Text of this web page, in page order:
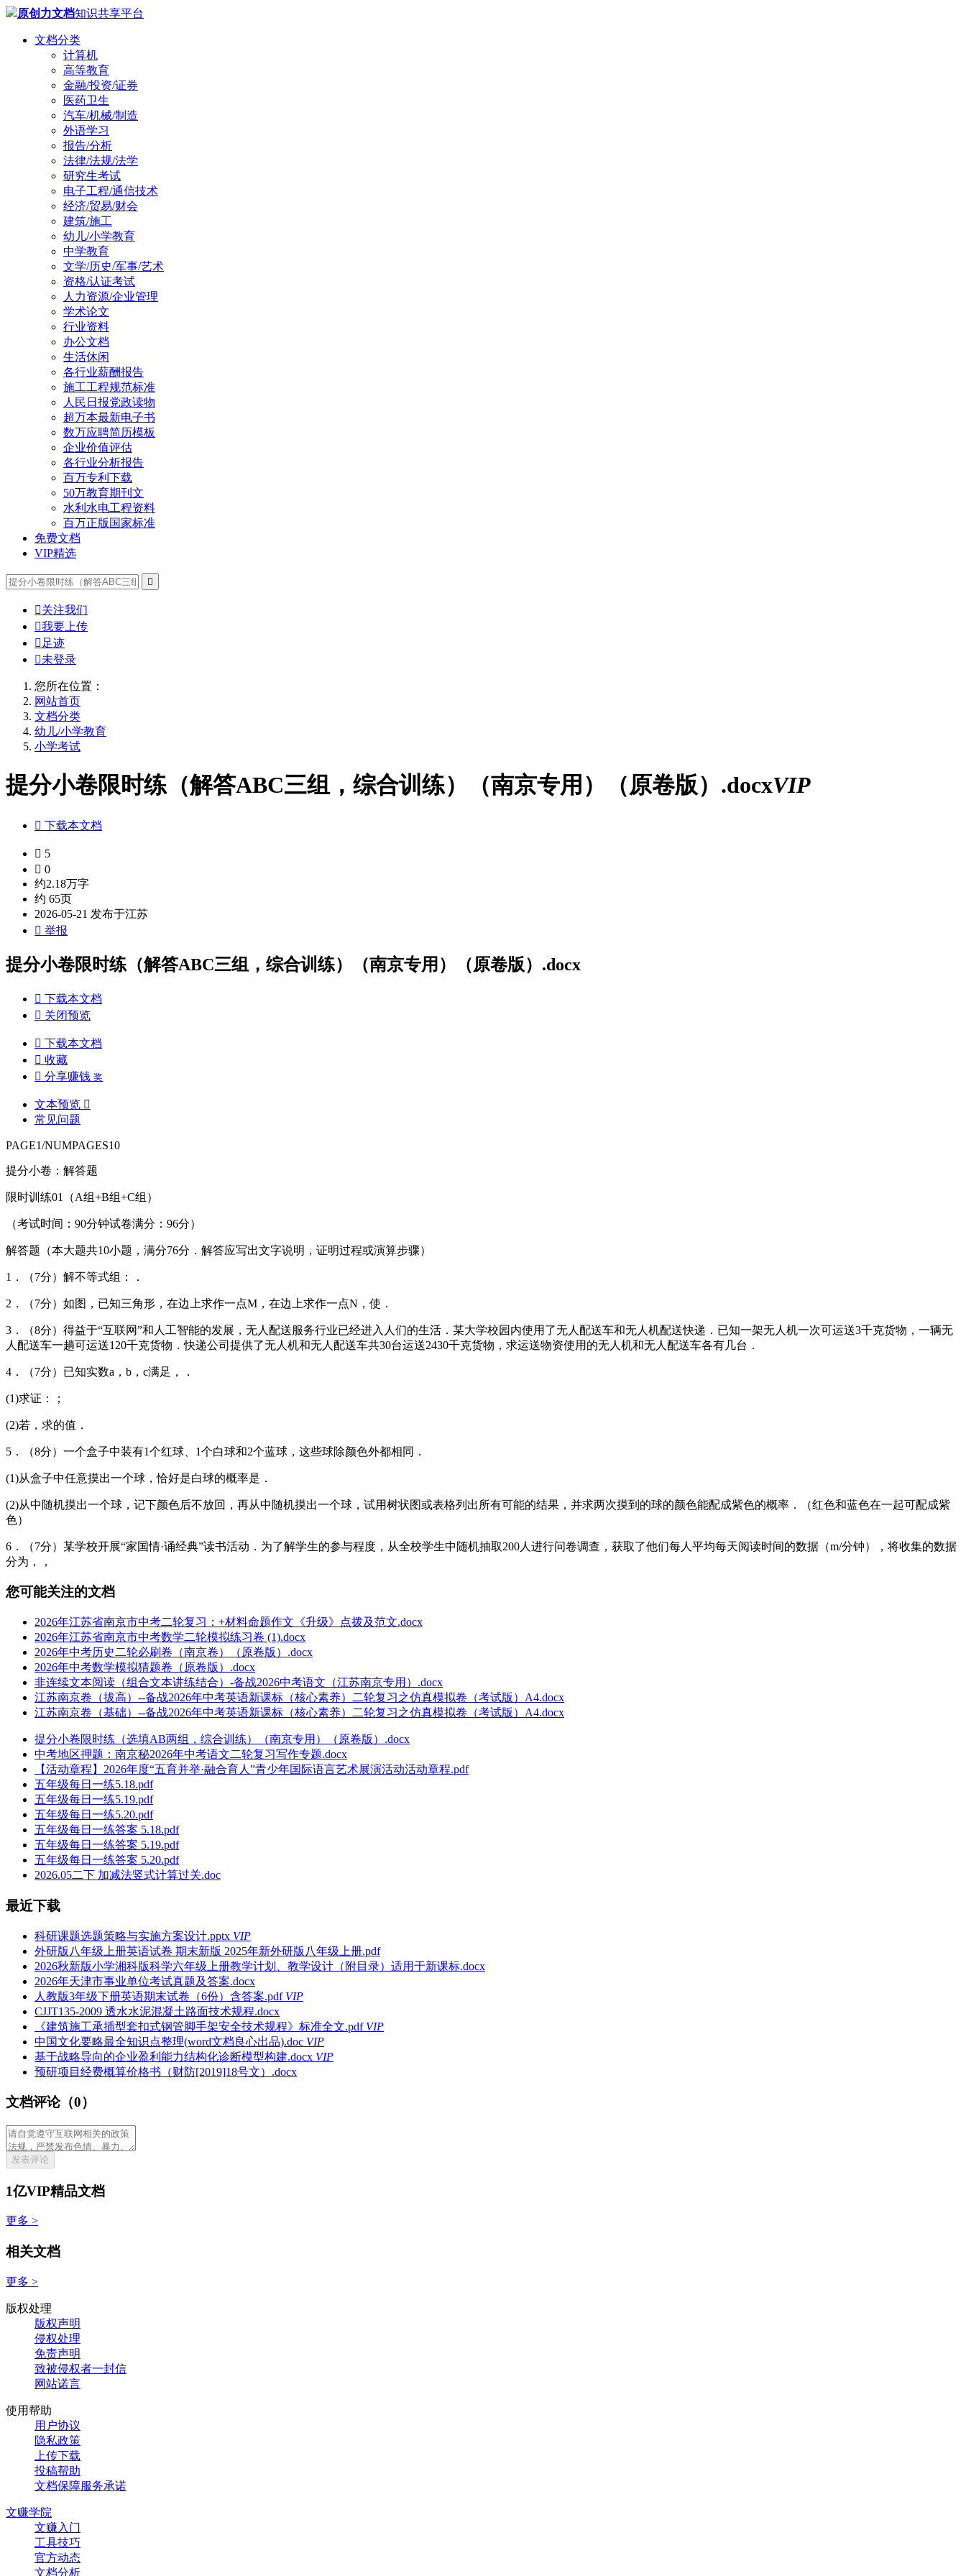
原创力文档知识共享平台
文档分类
计算机
高等教育
金融/投资/证券
医药卫生
汽车/机械/制造
外语学习
报告/分析
法律/法规/法学
研究生考试
电子工程/通信技术
经济/贸易/财会
建筑/施工
幼儿/小学教育
中学教育
文学/历史/军事/艺术
资格/认证考试
人力资源/企业管理
学术论文
行业资料
办公文档
生活休闲
各行业薪酬报告
施工工程规范标准
人民日报党政读物
超万本最新电子书
数万应聘简历模板
企业价值评估
各行业分析报告
百万专利下载
50万教育期刊文
水利水电工程资料
百万正版国家标准
免费文档
VIP精选

关注我们
我要上传
 足迹
未登录
您所在位置：
网站首页
文档分类
幼儿/小学教育
小学考试
提分小卷限时练（解答ABC三组，综合训练）（南京专用）（原卷版）.docxVIP
 下载本文档
 5
 0
约2.18万字
约 65页
2026-05-21 发布于江苏
 举报
提分小卷限时练（解答ABC三组，综合训练）（南京专用）（原卷版）.docx
 下载本文档
 关闭预览
 下载本文档
 收藏
 分享赚钱 奖
文本预览 
常见问题
PAGE1/NUMPAGES10
提分小卷：解答题
限时训练01（A组+B组+C组）
（考试时间：90分钟试卷满分：96分）
解答题（本大题共10小题，满分76分．解答应写出文字说明，证明过程或演算步骤）
1．（7分）解不等式组：．
2．（7分）如图，已知三角形，在边上求作一点M，在边上求作一点N，使．
3．（8分）得益于“互联网”和人工智能的发展，无人配送服务行业已经进入人们的生活．某大学校园内使用了无人配送车和无人机配送快递．已知一架无人机一次可运送3千克货物，一辆无
人配送车一趟可运送120千克货物．快递公司提供了无人机和无人配送车共30台运送2430千克货物，求运送物资使用的无人机和无人配送车各有几台．
4．（7分）已知实数a，b，c满足，．
(1)求证：；
(2)若，求的值．
5．（8分）一个盒子中装有1个红球、1个白球和2个蓝球，这些球除颜色外都相同．
(1)从盒子中任意摸出一个球，恰好是白球的概率是．
(2)从中随机摸出一个球，记下颜色后不放回，再从中随机摸出一个球，试用树状图或表格列出所有可能的结果，并求两次摸到的球的颜色能配成紫色的概率．（红色和蓝色在一起可配成紫
色）
6．（7分）某学校开展“家国情·诵经典”读书活动．为了解学生的参与程度，从全校学生中随机抽取200人进行问卷调查，获取了他们每人平均每天阅读时间的数据（m/分钟），将收集的数据
分为，，
您可能关注的文档
2026年江苏省南京市中考二轮复习：+材料命题作文《升级》点拨及范文.docx
2026年江苏省南京市中考数学二轮模拟练习卷 (1).docx
2026年中考历史二轮必刷卷（南京卷）（原卷版）.docx
2026年中考数学模拟猜题卷（原卷版）.docx
非连续文本阅读（组合文本讲练结合）-备战2026中考语文（江苏南京专用）.docx
江苏南京卷（拔高）--备战2026年中考英语新课标（核心素养）二轮复习之仿真模拟卷（考试版）A4.docx
江苏南京卷（基础）--备战2026年中考英语新课标（核心素养）二轮复习之仿真模拟卷（考试版）A4.docx
提分小卷限时练（选填AB两组，综合训练）（南京专用）（原卷版）.docx
中考地区押题：南京秘2026年中考语文二轮复习写作专题.docx
【活动章程】2026年度“五育并举·融合育人”青少年国际语言艺术展演活动活动章程.pdf
五年级每日一练5.18.pdf
五年级每日一练5.19.pdf
五年级每日一练5.20.pdf
五年级每日一练答案 5.18.pdf
五年级每日一练答案 5.19.pdf
五年级每日一练答案 5.20.pdf
2026.05二下 加减法竖式计算过关.doc
最近下载
科研课题选题策略与实施方案设计.pptx VIP
外研版八年级上册英语试卷 期末新版 2025年新外研版八年级上册.pdf
2026秋新版小学湘科版科学六年级上册教学计划、教学设计（附目录）适用于新课标.docx
2026年天津市事业单位考试真题及答案.docx
人教版3年级下册英语期末试卷（6份）含答案.pdf VIP
CJJT135-2009 透水水泥混凝土路面技术规程.docx
《建筑施工承插型套扣式钢管脚手架安全技术规程》标准全文.pdf VIP
中国文化要略最全知识点整理(word文档良心出品).doc VIP
基于战略导向的企业盈利能力结构化诊断模型构建.docx VIP
预研项目经费概算价格书（财防[2019]18号文）.docx
文档评论（0）
发表评论
1亿VIP精品文档
更多 >
相关文档
更多 >
版权处理
版权声明
侵权处理
免责声明
致被侵权者一封信
网站诺言
使用帮助
用户协议
隐私政策
上传下载
投稿帮助
文档保障服务承诺
文赚学院
文赚入门
工具技巧
官方动态
文档分析